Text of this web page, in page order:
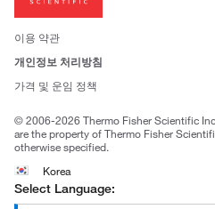
사회적 책임
브랜드
이용 약관
개인정보 처리방침
가격 및 운임 정책
© 2006-2026 Thermo Fisher Scientific
are the property of Thermo Fisher
otherwise specified.
Korea
Select Language: